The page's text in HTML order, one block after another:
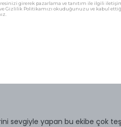
sevgiyle yapan bu ekibe çok
sevgiyle yapan bu ekibe çok
girerek pazarlama ve tanıtım ile ilgili
Gizlilik Politikamızı okuduğunuzu ve kabul